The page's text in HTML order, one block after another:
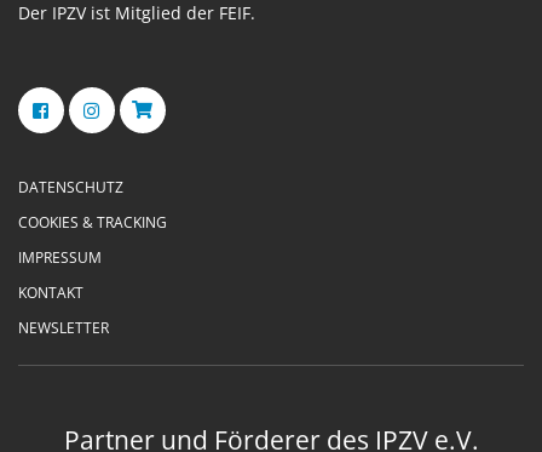
Der IPZV ist Mitglied der FEIF.
DATENSCHUTZ
COOKIES & TRACKING
IMPRESSUM
KONTAKT
NEWSLETTER
Partner und Förderer des IPZV e.V.